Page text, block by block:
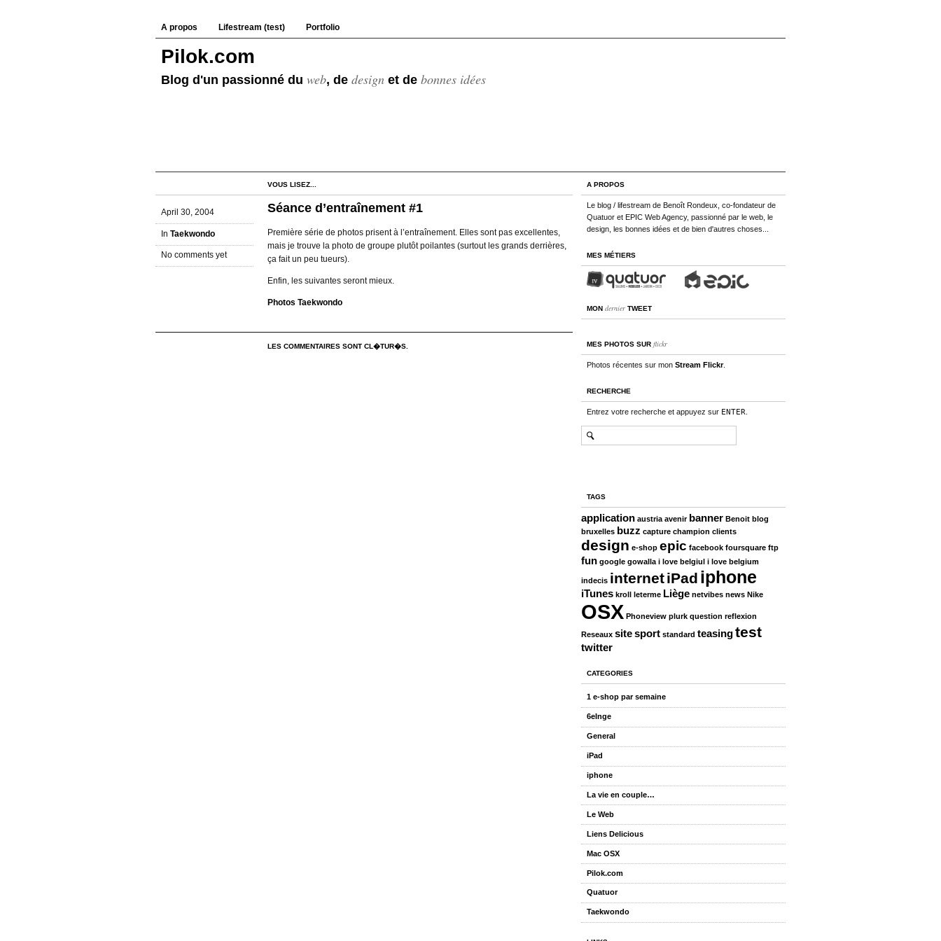
A propos Lifestream (test) Portfolio
Pilok.com
Blog d'un passionné du web, de design et de bonnes idées
VOUS LISEZ...
April 30, 2004
In Taekwondo
No comments yet
Séance d’entraînement #1
Première série de photos prisent à l’entraînement. Elles sont pas excellentes,
mais je trouve la photo de groupe plutôt poilantes (surtout les grands derrières,
ça fait un peu tueurs).
Enfin, les suivantes seront mieux.
Photos Taekwondo
LES COMMENTAIRES SONT CL�TUR�S.
A PROPOS
Le blog / lifestream de Benoît Rondeux, co-fondateur de
Quatuor et EPIC Web Agency, passionné par le web, le
design, les bonnes idées et de bien d'autres choses...
MES MÉTIERS
MON dernier TWEET
MES PHOTOS SUR flickr
Photos récentes sur mon Stream Flickr.
RECHERCHE
Entrez votre recherche et appuyez sur ENTER
TAGS
application austria avenir banner Benoit blog
bruxelles buzz capture champion clients
design e-shop epic facebook foursquare ftp
fun google gowalla i love belgiul i love belgium
indecis internetiPad iphone
iTunes kroll leterme Liège netvibes news Nike
OSX Phoneview plurk question reflexion
Reseaux sitesport standard teasingtest
twitter
CATEGORIES
1 e-shop par semaine
6eInge
General
iPad
iphone
La vie en couple…
Le Web
Liens Delicious
Mac OSX
Pilok.com
Quatuor
Taekwondo